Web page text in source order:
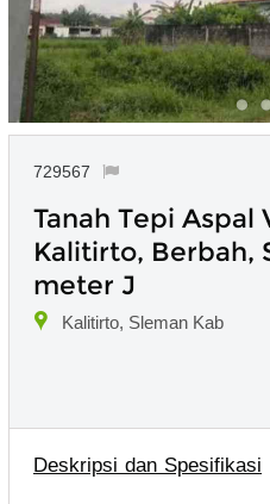
729567
Tanah Tepi Aspal
Kalitirto, Berbah,
meter J
Kalitirto, Sleman Kab
Deskripsi dan Spesifikasi